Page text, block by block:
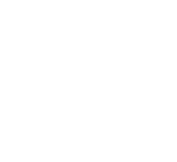
20% cuenta
transparencia
tanto a
Las empresas
confianza
de marcos
género,
Para abordar